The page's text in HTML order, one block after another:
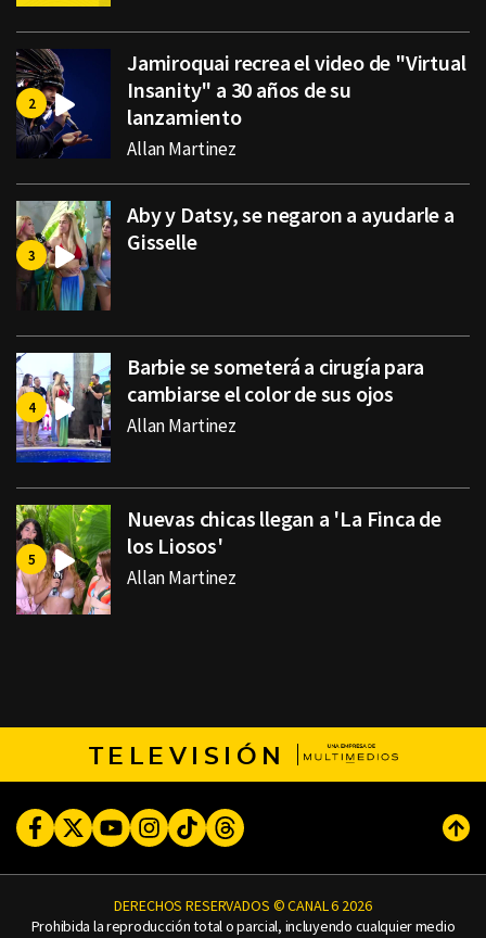
Jamiroquai recrea el video de "Virtual
Insanity" a 30 años de su
lanzamiento
Allan Martinez
Aby y Datsy, se negaron a ayudarle a
Gisselle
Barbie se someterá a cirugía para
cambiarse el color de sus ojos
Allan Martinez
Nuevas chicas llegan a 'La Finca de
los Liosos'
Allan Martinez
TELEVISIÓN
FacebookTwitterYoutubeInstagram
TikTokThreads
DERECHOS RESERVADOS © CANAL 6 2026
Prohibida la reproducción total o parcial, incluyendo cualquier medio